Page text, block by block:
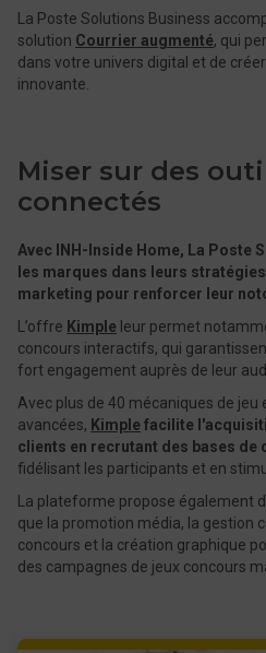
La Poste Solutions Business
solution Courrier augmenté, qui
dans votre univers digital et de
innovante.
Miser sur des
connectés
Avec INH-Inside Home, La Poste
les marques dans leurs
marketing pour renforcer leur
L’offre Kimple leur permet
concours interactifs, qui
fort engagement auprès de leur
Avec plus de 40 mécaniques de
avancées, Kimplefacilite
clients en recrutant des bases de
fidélisant les participants et en
La plateforme propose également
que la promotion média, la gestion
concours et la création graphique
des campagnes de jeux concours